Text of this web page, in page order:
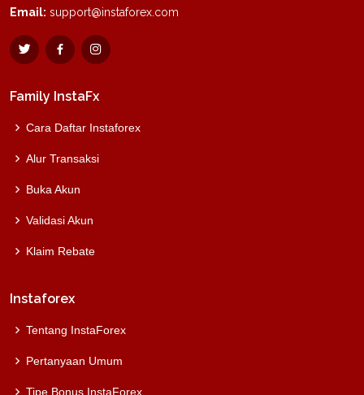
Email: support@instaforex.com
Family InstaFx
Cara Daftar Instaforex
Alur Transaksi
Buka Akun
Validasi Akun
Klaim Rebate
Instaforex
Tentang InstaForex
Pertanyaan Umum
Tipe Bonus InstaForex